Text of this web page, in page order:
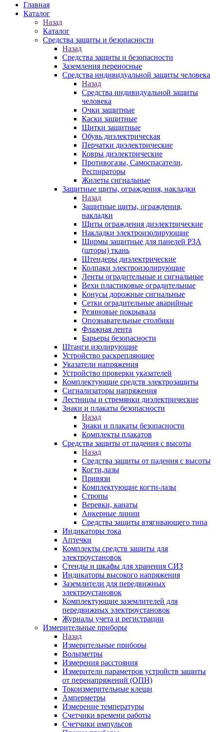
Главная
Каталог
Назад
Каталог
Средства защиты и безопасности
Назад
Средства защиты и безопасности
Заземления переносные
Средства индивидуальной защиты человека
Назад
Средства индивидуальной защиты
человека
Очки защитные
Каски защитные
Щитки защитные
Обувь диэлектрическая
Перчатки диэлектрические
Ковры диэлектрические
Противогазы, Самоспасатели,
Респираторы
Жилеты сигнальные
Защитные щиты, ограждения, накладки
Назад
Защитные щиты, ограждения,
накладки
Щиты ограждения диэлектрические
Накладки электроизолирующие
Ширмы защитные для панелей РЗА
(шторы) ткань
Штендеры диэлектрические
Колпаки электроизолирующие
Ленты оградительные и сигнальные
Вехи пластиковые оградительные
Конусы дорожные сигнальные
Сетки оградительные аварийные
Резиновые покрывала
Опознавательные столбики
Флажная лента
Барьеры безопасности
Штанги изолирующие
Устройство раскрепляющее
Указатели напряжения
Устройство проверки указателей
Комплектующие средств электрозащиты
Сигнализаторы напряжения
Лестницы и стремянки диэлектрические
Знаки и плакаты безопасности
Назад
Знаки и плакаты безопасности
Комплекты плакатов
Средства защиты от падения с высоты
Назад
Средства защиты от падения с высоты
Когти,лазы
Привязи
Комплектующие когти-лазы
Стропы
Веревки, канаты
Анкерные линии
Средства защиты втягивающего типа
Индикаторы тока
Аптечки
Комплекты средств защиты для
электроустановок
Стенды и шкафы для хранения СИЗ
Индикаторы высокого напряжения
Заземлители для передвижных
электроустановок
Комплектующие заземлителей для
передвижных электроустановок
Журналы учета и регистрации
Измерительные приборы
Назад
Измерительные приборы
Вольтметры
Измерения расстояния
Измерители параметров устройств защиты
от перенапряжений (ОПН)
Токоизмерительные клещи
Амперметры
Измерение температуры
Счетчики времени работы
Счетчики импульсов